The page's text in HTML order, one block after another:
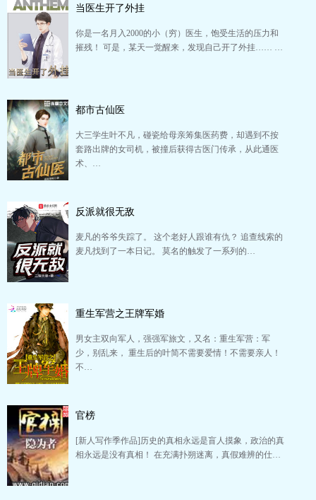
当医生开了外挂
你是一名月入2000的小（穷）医生，饱受生活的压力和
摧残！ 可是，某天一觉醒来，发现自己开了外挂…… …
都市古仙医
大三学生叶不凡，碰瓷给母亲筹集医药费，却遇到不按
套路出牌的女司机，被撞后获得古医门传承，从此通医
术、…
反派就很无敌
麦凡的爷爷失踪了。 这个老好人跟谁有仇？ 追查线索的
麦凡找到了一本日记。 莫名的触发了一系列的…
重生军营之王牌军婚
男女主双向军人，强强军旅文，又名：重生军营：军
少，别乱来， 重生后的叶简不需要爱情！不需要亲人！
不…
官榜
[新人写作季作品]历史的真相永远是盲人摸象，政治的真
相永远是没有真相！ 在充满扑朔迷离，真假难辨的仕…